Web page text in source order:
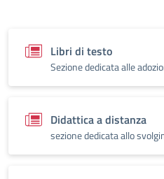
Libri di testo
Sezione dedicata alle
Didattica a distanza
sezione dedicata allo